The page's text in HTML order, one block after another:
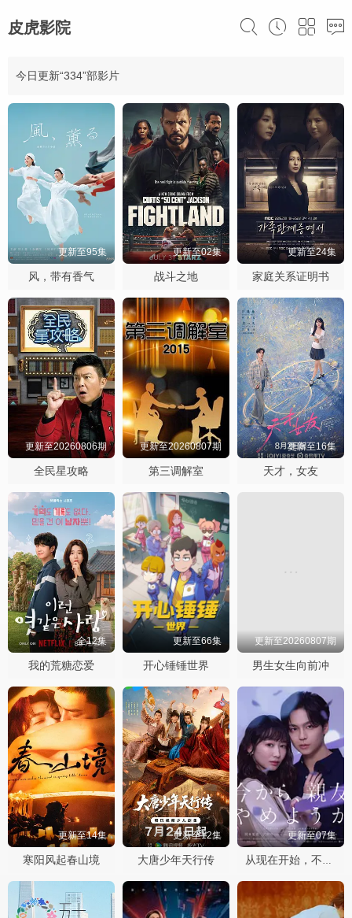
皮虎影院
今日更新“334”部影片
更新至95集
风，带有香气
更新至02集
战斗之地
更新至24集
家庭关系证明书
更新至20260806期
全民星攻略
更新至20260807期
第三调解室
更新至16集
天才，女友
全12集
我的荒糖恋爱
更新至66集
开心锤锤世界
更新至20260807期
男生女生向前冲
更新至14集
寒阳风起春山境
更新至12集
大唐少年天行传
更新至07集
从现在开始，不做朋友了吧。